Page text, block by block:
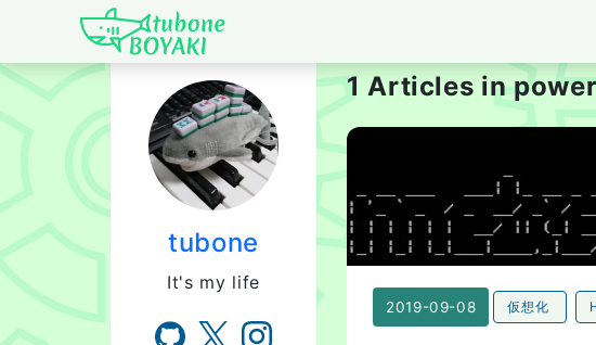
Japanese IT
tubone
It's my life
1 Articles in
Hyper-vにMetasploitableの仮
2019-09-08 仮想化